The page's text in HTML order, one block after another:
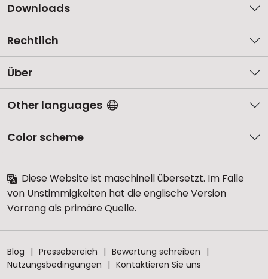
Downloads
Rechtlich
Über
Other languages
Color scheme
Diese Website ist maschinell übersetzt. Im Falle
von Unstimmigkeiten hat die englische Version
Vorrang als primäre Quelle.
Blog Pressebereich
Bewertung schreiben
Nutzungsbedingungen
Kontaktieren Sie uns